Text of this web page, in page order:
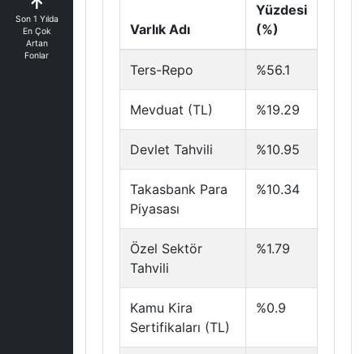
Son 1 Yılda
En Çok
Artan
Fonlar
Varlık Adı
Yüzdesi
(%)
Ters-Repo %56.1
Mevduat (TL) %19.29
Devlet Tahvili %10.95
Takasbank Para
Piyasası
%10.34
Özel Sektör
Tahvili
%1.79
Kamu Kira
Sertifikaları (TL)
%0.9